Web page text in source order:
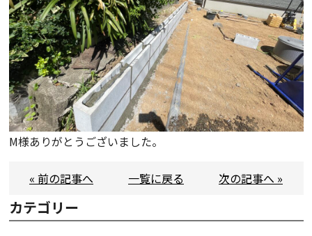
M様ありがとうございました。
« 前の記事へ 一覧に戻る 次の記事へ »
カテゴリー